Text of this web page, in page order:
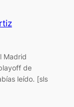
Madrid
de
leído. [sls